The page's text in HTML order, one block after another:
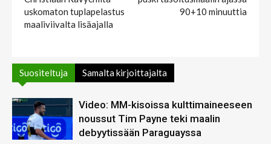
uskomaton tuplapelastus
maaliviivalta lisäajalla
90+10 minuuttia
Suositeltuja Samalta kirjoittajalta
Video: MM-kisoissa kulttimaineeseen
noussut Tim Payne teki maalin
debyytissään Paraguayssa